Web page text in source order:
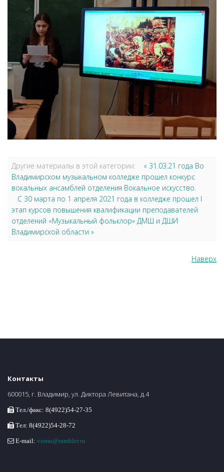
Другие материалы в этой категории:
« 31.03.21 года Во
Владимирском музыкальном колледже прошел конкурс
вокальных ансамблей отделения Вокальное искусство.
С 30 марта по 1 апреля 2021 года в колледже прошел I
этап курсов повышения квалификации преподавателей
отделений «Музыкальный фольклор» ДМШ и ДШИ
Владимирской области »
Наверх
Контакты
600015, г. Владимир, ул. Диктора Левитана, д.4
Тел./факс: 8(4922)54-27-35
Тел: 8(4922)54-28-72
E-mail: vomu@rambler.ru